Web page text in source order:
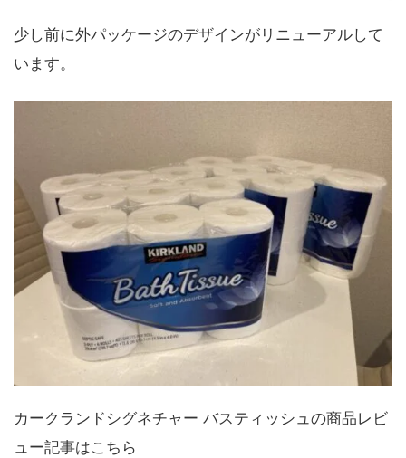
少し前に外パッケージのデザインがリニューアルして
います。
カークランドシグネチャー バスティッシュの商品レビ
ュー記事はこちら